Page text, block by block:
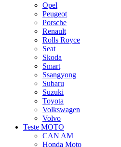
Opel
Peugeot
Porsche
Renault
Rolls Royce
Seat
Skoda
Smart
Ssangyong
Subaru
Suzuki
Toyota
Volkswagen
Volvo
Teste MOTO
CAN AM
Honda Moto